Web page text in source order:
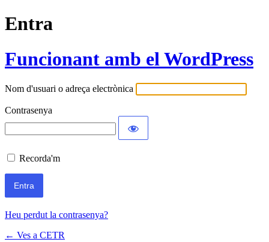
Entra
Funcionant amb el WordPress
Nom d'usuari o adreça electrònica
Contrasenya
Recorda'm
Heu perdut la contrasenya?
← Ves a CETR